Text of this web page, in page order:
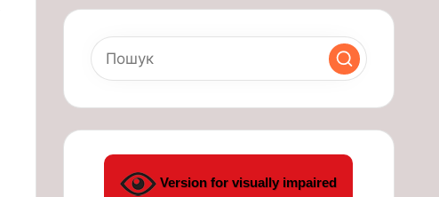
Version for visually impaired